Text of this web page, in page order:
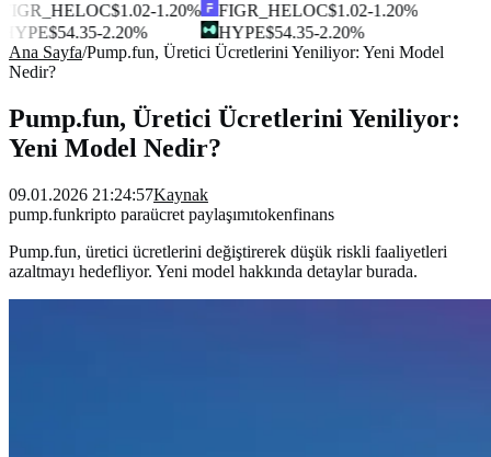
FIGR_HELOC$1.02-1.20%
HYPE$54.35-2.20%
FIGR_HELOC$1.02-1.20%
HYPE$54.35-2.20%
Ana Sayfa/Pump.fun, Üretici Ücretlerini Yeniliyor: Yeni Model
Nedir?
Pump.fun, Üretici Ücretlerini Yeniliyor:
Yeni Model Nedir?
09.01.2026 21:24:57Kaynak
pump.funkripto paraücret paylaşımıtokenfinans
Pump.fun, üretici ücretlerini değiştirerek düşük riskli faaliyetleri
azaltmayı hedefliyor. Yeni model hakkında detaylar burada.